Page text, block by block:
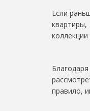
Если
правило,